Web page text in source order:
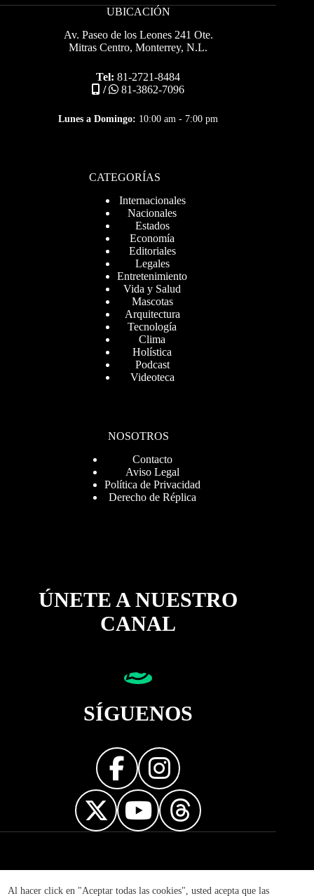
Al hacer click en "Aceptar todas las cookies", usted acepta que las
UBICACIÓN
Av. Paseo de los Leones 241 Ote.
Mitras Centro, Monterrey, N.L.
Tel: 81-2721-8484
/
81-3862-7096
Lunes a Domingo: 10:00 am - 7:00 pm
CATEGORÍAS
Internacionales
Nacionales
Estados
Economía
Editoriales
Legales
Entretenimiento
Vida y Salud
Mascotas
Arquitectura
Tecnología
Clima
Holística
Podcast
Videoteca
NOSOTROS
Contacto
Aviso Legal
Política de Privacidad
Derecho de Réplica
ÚNETE A NUESTRO
CANAL
SÍGUENOS